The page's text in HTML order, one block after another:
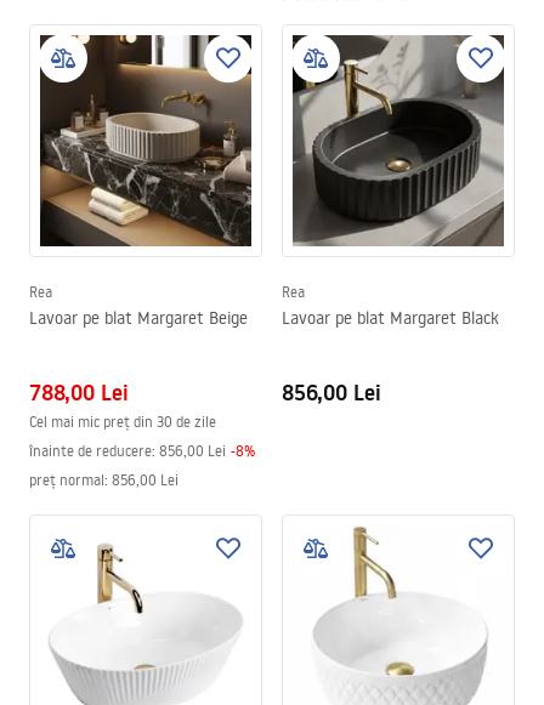
Rea
Lavoar pe blat Margaret Beige
788,00 Lei
Cel mai mic preț din 30 de zile
înainte de reducere: 856,00 Lei -8%
preț normal: 856,00 Lei
Rea
Lavoar pe blat Margaret Black
856,00 Lei